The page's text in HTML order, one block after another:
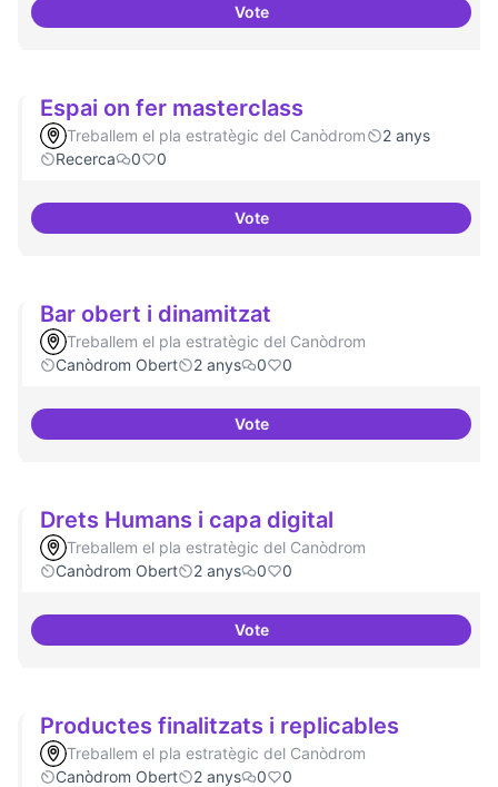
VoteErasmus Canòdrom
Espai on fer masterclass
Treballem el pla estratègic del Canòdrom
2 anys
Recerca
0 0
VoteEspai on fer masterclass
Bar obert i dinamitzat
Treballem el pla estratègic del Canòdrom
Canòdrom Obert
2 anys 0 0
VoteBar obert i dinamitzat
Drets Humans i capa digital
Treballem el pla estratègic del Canòdrom
Canòdrom Obert
2 anys 0 0
VoteDrets Humans i capa digital
Productes finalitzats i replicables
Treballem el pla estratègic del Canòdrom
Canòdrom Obert
2 anys 0 0